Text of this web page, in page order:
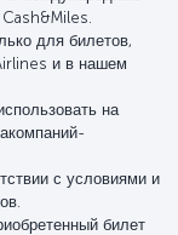
для билетов,
и в нашем
на
с условиями и
билет